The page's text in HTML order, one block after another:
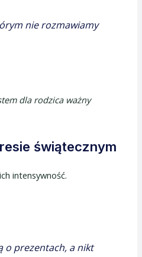
nie rozmawiamy
dla rodzica ważny
świątecznym
intensywność.
o prezentach, a nikt